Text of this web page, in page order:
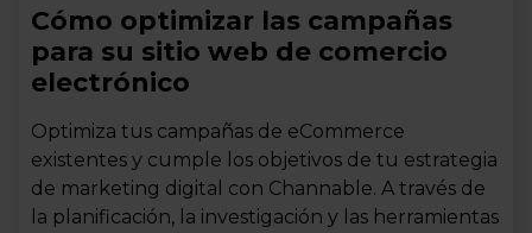
Cómo optimizar las campañas
para su sitio web de comercio
electrónico
Optimiza tus campañas de eCommerce
existentes y cumple los objetivos de tu estrategia
de marketing digital con Channable. A través de
la planificación, la investigación y las herramientas